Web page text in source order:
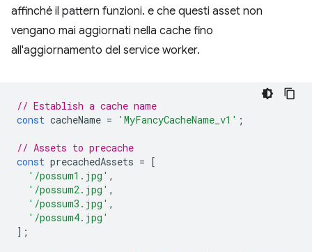
affinché il pattern funzioni. e che questi asset non
vengano mai aggiornati nella cache fino
all'aggiornamento del service worker.
// Establish a cache name
const cacheName = 'MyFancyCacheName_v1' ;
// Assets to precache
const precachedAssets =
[
'/possum1.jpg' ,
'/possum2.jpg' ,
'/possum3.jpg' ,
'/possum4.jpg'
];